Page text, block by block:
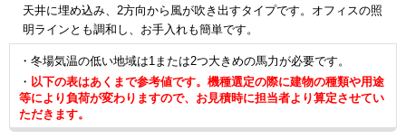
天井に埋め込み、2方向から風が吹き出すタイプです。オフィスの照
明ラインとも調和し、お手入れも簡単です。
・冬場気温の低い地域は1または2つ大きめの馬力が必要です。
・ 以下の表はあくまで参考値です。機種選定の際に建物の種類や用途
等により負荷が変わりますので、お見積時に担当者より算定させてい
ただきます。